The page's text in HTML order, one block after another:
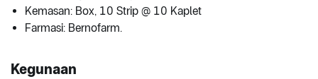
Kemasan: Box, 10 Strip @ 10 Kaplet
Farmasi: Bernofarm.
Kegunaan